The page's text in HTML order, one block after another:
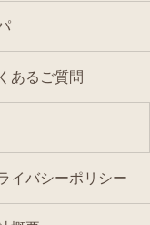
あるご質問
イバシーポリシー